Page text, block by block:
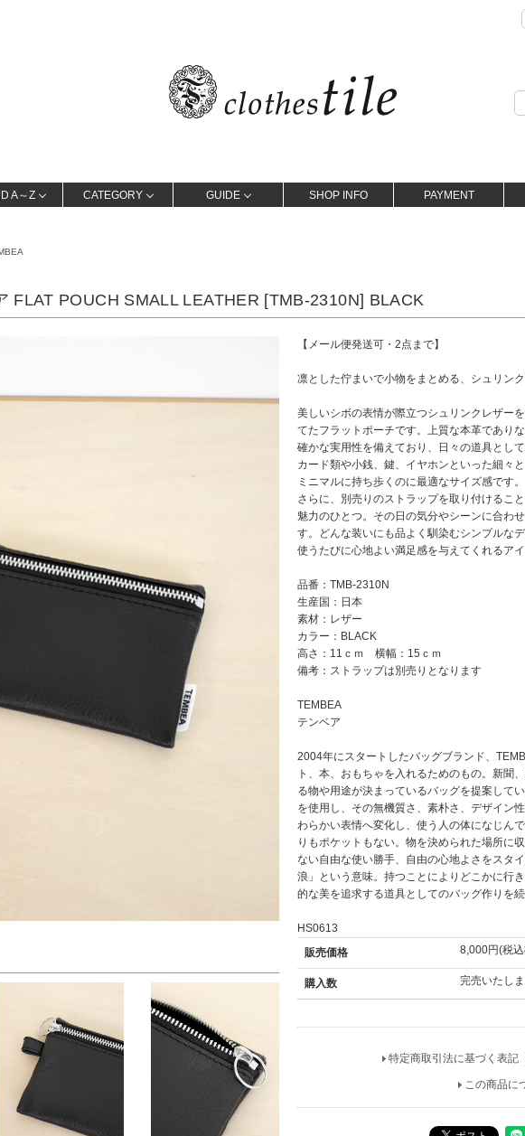
A～Z CATEGORY GUIDE SHOP INFO PAYMENT
FLAT POUCH SMALL LEATHER [TMB-2310N] BLACK
【メール便発送可・2点まで】
凛とした佇まいで小物をまとめる、シュリン
美しいシボの表情が際立つシュリンクレザー
てたフラットポーチです。上質な本革であり
確かな実用性を備えており、日々の道具とし
カード類や小銭、鍵、イヤホンといった細々
ミニマルに持ち歩くのに最適なサイズ感です。
さらに、別売りのストラップを取り付けるこ
魅力のひとつ。その日の気分やシーンに合わ
す。どんな装いにも品よく馴染むシンプルな
使うたびに心地よい満足感を与えてくれるアイ
品番：TMB-2310N
生産国：日本
素材：レザー
カラー：BLACK
高さ：11ｃｍ 横幅：15ｃｍ
備考：ストラップは別売りとなります
TEMBEA
テンベア
2004年にスタートしたバッグブランド、
ト、本、おもちゃを入れるためのもの。新聞
る物や用途が決まっているバッグを提案して
を使用し、その無機質さ、素朴さ、デザイン
わらかい表情へ変化し、使う人の体になじん
りもポケットもない。物を決められた場所に
ない自由な使い勝手、自由の心地よさをスタ
浪」という意味。持つことによりどこかに行
的な美を追求する道具としてのバッグ作りを続
HS0613
販売価格
8,000円(税
購入数 完売いたし
特定商取引法に基づく表記
この商品に